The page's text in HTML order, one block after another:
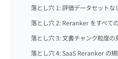
落とし穴 1: 評価データセット
落とし穴 2: Reranker をすべて
落とし穴 3: 文書チャンク粒度の
落とし穴 4: SaaS Reranker の